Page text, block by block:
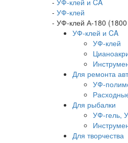
- УФ-клей и CA
- УФ-клей
- УФ-клей А-180
УФ-клей и CA
УФ-клей
Для ремонта
УФ-
Для рыбалки
УФ-гель,
Для творчества